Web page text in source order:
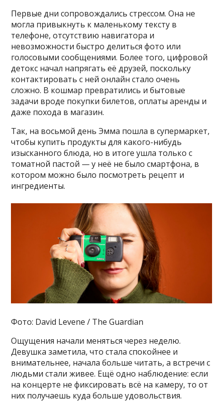
Первые дни сопровождались стрессом. Она не
могла привыкнуть к маленькому тексту в
телефоне, отсутствию навигатора и
невозможности быстро делиться фото или
голосовыми сообщениями. Более того, цифровой
детокс начал напрягать её друзей, поскольку
контактировать с ней онлайн стало очень
сложно. В кошмар превратились и бытовые
задачи вроде покупки билетов, оплаты аренды и
даже похода в магазин.
Так, на восьмой день Эмма пошла в супермаркет,
чтобы купить продукты для какого-нибудь
изысканного блюда, но в итоге ушла только с
томатной пастой — у неё не было смартфона, в
котором можно было посмотреть рецепт и
ингредиенты.
Фото: David Levene / The Guardian
Ощущения начали меняться через неделю.
Девушка заметила, что стала спокойнее и
внимательнее, начала больше читать, а встречи с
людьми стали живее. Ещё одно наблюдение: если
на концерте не фиксировать всё на камеру, то от
них получаешь куда больше удовольствия.